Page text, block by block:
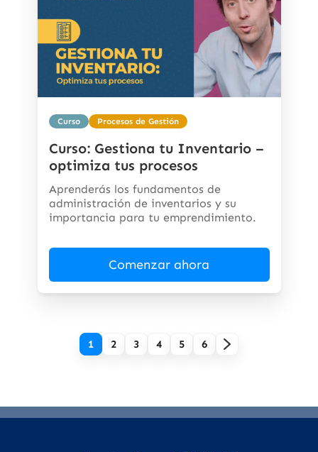
Curso Procesos de Gestión
Curso: Gestiona tu Inventario –
optimiza tus procesos
Aprenderás los fundamentos de
administración de inventarios y su
importancia para tu emprendimiento.
Comenzar ahora
1 2 3 4 5 6